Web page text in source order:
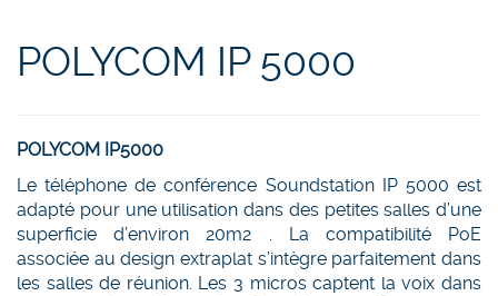
POLYCOM IP 5000
POLYCOM IP5000
Le téléphone de conférence Soundstation IP 5000 est
adapté pour une utilisation dans des petites salles d’une
superficie d’environ 20m2 . La compatibilité PoE
associée au design extraplat s’intègre parfaitement dans
les salles de réunion. Les 3 micros captent la voix dans